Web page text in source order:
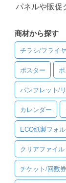
データ
写真か
デザイン制
ご利用料金
ご利用ガイド
ご利用
ご注文
キャン
FAQ（
パネルや販促
商材から探す
チラシ/フライ
ポスター
パンフレット/
カレンダー
ECO紙製フォ
クリアファイル
チケット/回数